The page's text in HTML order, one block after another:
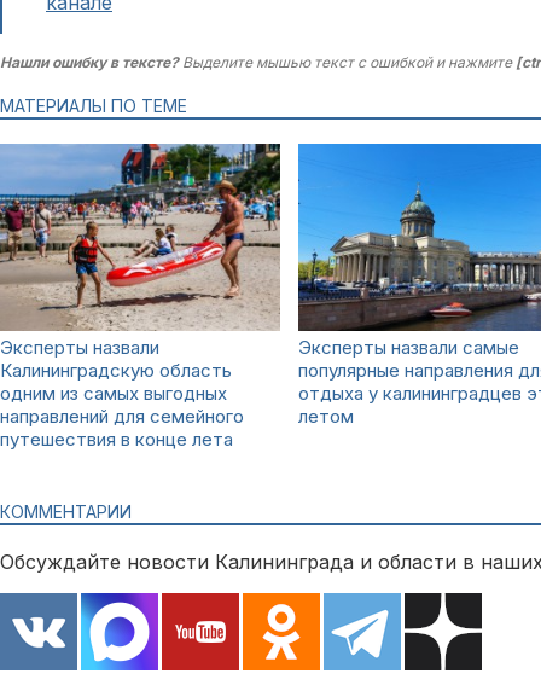
Нашли ошибку в тексте?Выделите мышью текст с ошибкой и нажмите
МАТЕРИАЛЫ ПО ТЕМЕ
Эксперты назвали
Калининградскую область
одним из самых выгодных
направлений для семейного
путешествия в конце лета
Эксперты назвали самые
популярные направления
отдыха у калининградцев
летом
КОММЕНТАРИИ
Обсуждайте новости Калининграда и области в